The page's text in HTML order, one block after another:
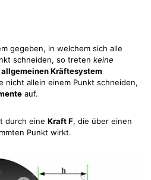
gegeben, in welchem sich alle
schneiden, so treten keine
allgemeinen Kräftesystem
nicht allein einem Punkt schneiden,
auf.
durch eine Kraft F, die über einen
Punkt wirkt.